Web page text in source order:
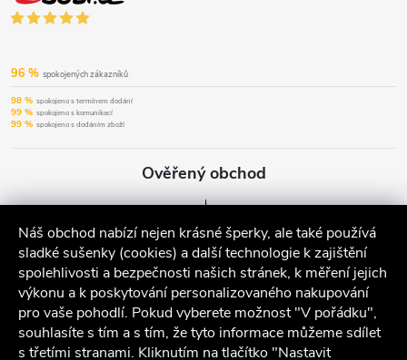
Náš obchod nabízí nejen krásné šperky, ale také používá
sladké sušenky (cookies) a další technologie k zajištění
spolehlivosti a bezpečnosti našich stránek, k měření jejich
výkonu a k poskytování personalizovaného nakupování
pro vaše pohodlí. Pokud vyberete možnost "V pořádku",
souhlasíte s tím a s tím, že tyto informace můžeme sdílet
s třetími stranami. Kliknutím na tlačítko "Nastavit
96 % spokojených zákazníků
98 % spokojeno s termínem dodání
99 % spokojeno s komunikací
99 % spokojeno s dodáním zboží
Ověřený obchod